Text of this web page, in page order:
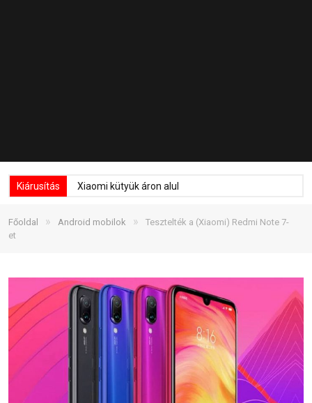
Kiárusítás Xiaomi kütyük áron alul
Főoldal » Android mobilok »
Tesztelték a (Xiaomi) Redmi Note 7-
et